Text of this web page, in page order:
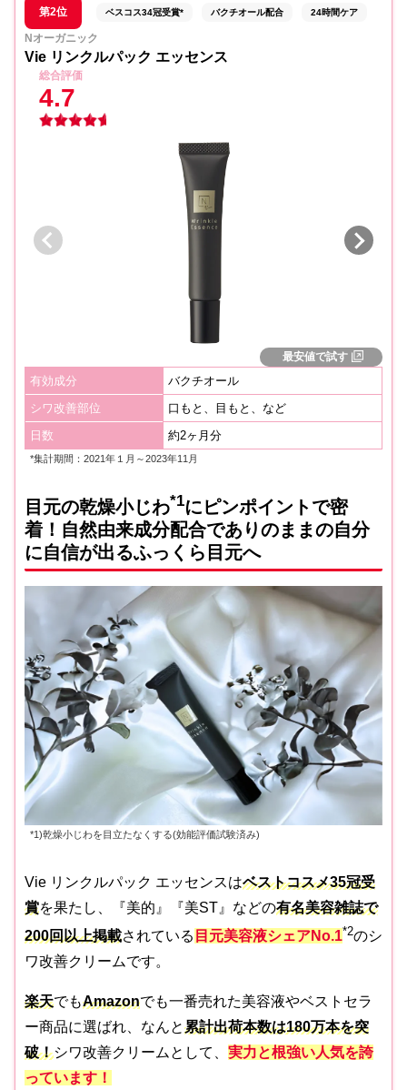
第2位 ベスコス34冠受賞* バクチオール配合 24時間ケア
Nオーガニック
Vie リンクルパック エッセンス
総合評価
4.7
最安値で試す
有効成分
バクチオール
シワ改善部位
口もと、目もと、など
日数
約2ヶ月分
*集計期間：2021年１月～2023年11月
目元の乾燥小じわ*1にピンポイントで密
着！自然由来成分配合でありのままの自分
に自信が出るふっくら目元へ
*1)乾燥小じわを目立たなくする(効能評価試験済み)
Vie リンクルパック エッセンスはベストコスメ35冠受
賞を果たし、『美的』『美ST』などの有名美容雑誌で
200回以上掲載されている 目元美容液シェアNo.1*2のシ
ワ改善クリームです。
楽天でもAmazonでも一番売れた美容液やベストセラ
ー商品に選ばれ、なんと累計出荷本数は180万本を突
破！シワ改善クリームとして、 実力と根強い人気を誇
っています！